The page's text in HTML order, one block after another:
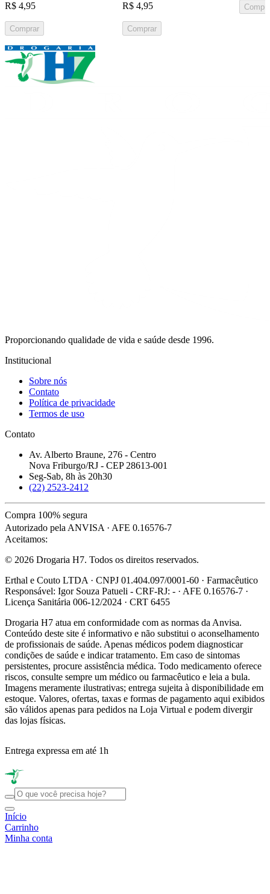
R$ 4,95
Comprar
R$ 4,95
Comprar
Proporcionando qualidade de vida e saúde desde 1996.
Institucional
Sobre nós
Contato
Política de privacidade
Termos de uso
Contato
Av. Alberto Braune, 276 - Centro
Nova Friburgo/RJ - CEP 28613-001
Seg-Sab, 8h às 20h30
(22) 2523-2412
Compra 100% segura
Autorizado pela ANVISA · AFE 0.16576-7
Aceitamos:
© 2026 Drogaria H7. Todos os direitos reservados.
Erthal e Couto LTDA · CNPJ 01.404.097/0001-60 · Farmacêutico
Responsável: Igor Souza Patueli - CRF-RJ: - · AFE 0.16576-7 ·
Licença Sanitária 006-12/2024 · CRT 6455
Drogaria H7 atua em conformidade com as normas da Anvisa.
Conteúdo deste site é informativo e não substitui o aconselhamento
de profissionais de saúde. Apenas médicos podem diagnosticar
condições de saúde e indicar tratamento. Em caso de sintomas
persistentes, procure assistência médica. Todo medicamento oferece
riscos, consulte sempre um médico ou farmacêutico e leia a bula.
Imagens meramente ilustrativas; entrega sujeita à disponibilidade em
estoque. Valores, ofertas, taxas e formas de pagamento aqui exibidos
são válidos apenas para pedidos na Loja Virtual e podem divergir
das lojas físicas.
Entrega expressa em até 1h
Início
Carrinho
Minha conta